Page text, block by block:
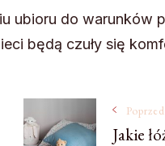
ubioru do warunków
będą czuły się
Nawigacja
Jakie